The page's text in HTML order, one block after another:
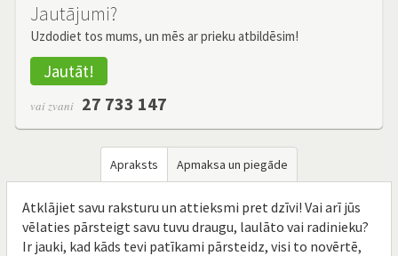
Jautājumi?
Uzdodiet tos mums, un mēs ar prieku atbildēsim!
Jautāt!
vai zvani 27 733 147
Apraksts Apmaksa un piegāde
Atklājiet savu raksturu un attieksmi pret dzīvi! Vai arī jūs
vēlaties pārsteigt savu tuvu draugu, laulāto vai radinieku?
Ir jauki, kad kāds tevi patīkami pārsteidz, visi to novērtē,